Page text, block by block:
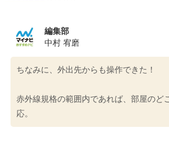
編集部
中村 宥磨
ちなみに、外出先からも操作できた！
赤外線規格の範囲内であれば、部屋のど
応。